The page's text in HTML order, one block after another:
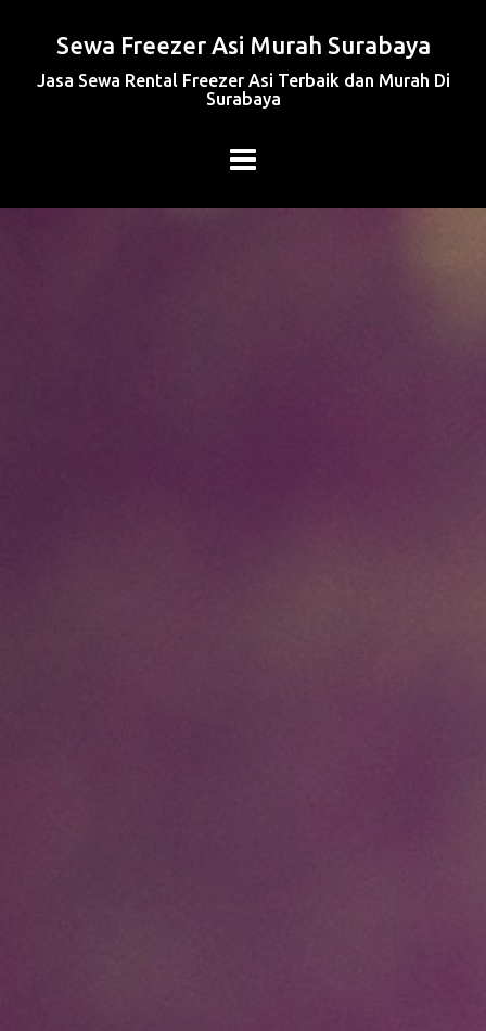
Sewa Freezer Asi Murah Surabaya
Jasa Sewa Rental Freezer Asi Terbaik dan Murah Di
Surabaya